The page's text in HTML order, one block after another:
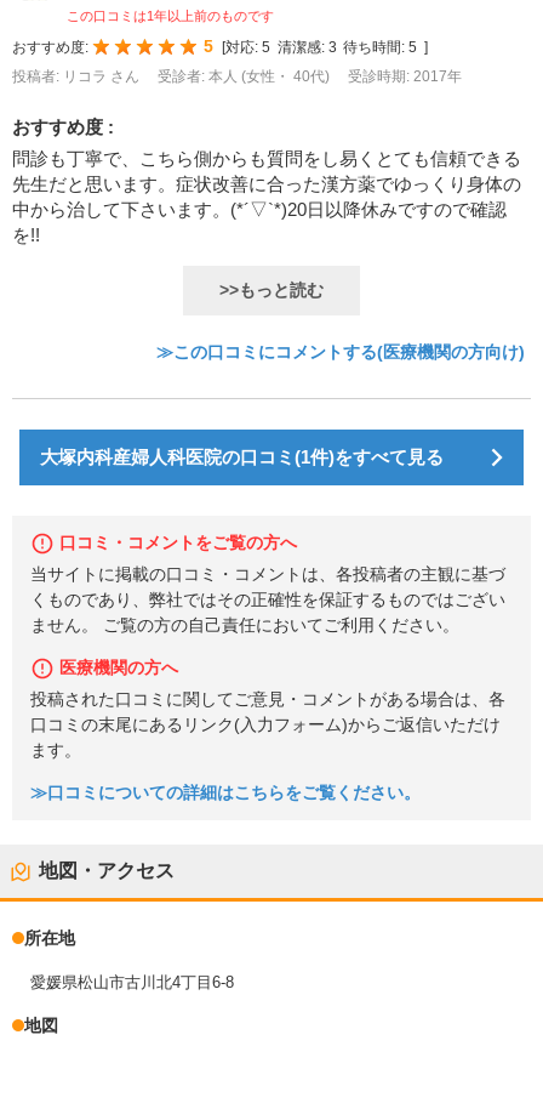
この口コミは1年以上前のものです
おすすめ度: 5 対応: 5 清潔感: 3 待ち時間: 5
投稿者: リコラ さん
受診者: 本人 (女性・ 40代) 受診時期: 2017年
おすすめ度 :
問診も丁寧で、こちら側からも質問をし易くとても信頼できる
先生だと思います。症状改善に合った漢方薬でゆっくり身体の
中から治して下さいます。(*´▽`*)20日以降休みですので確認
を!!
>>もっと読む
≫この口コミにコメントする(医療機関の方向け)
大塚内科産婦人科医院の口コミ(1件)をすべて見る
口コミ・コメントをご覧の方へ
当サイトに掲載の口コミ・コメントは、各投稿者の主観に基づ
くものであり、弊社ではその正確性を保証するものではござい
ません。 ご覧の方の自己責任においてご利用ください。
医療機関の方へ
投稿された口コミに関してご意見・コメントがある場合は、各
口コミの末尾にあるリンク(入力フォーム)からご返信いただけ
ます。
≫口コミについての詳細はこちらをご覧ください。
地図・アクセス
所在地
愛媛県松山市古川北4丁目6-8
地図